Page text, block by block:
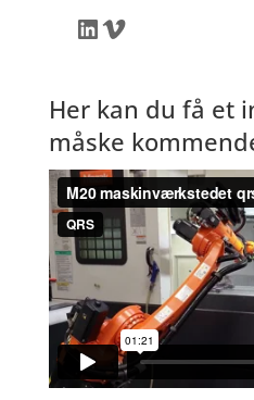
LinkedIn
Vimeo
Her kan du få et
måske